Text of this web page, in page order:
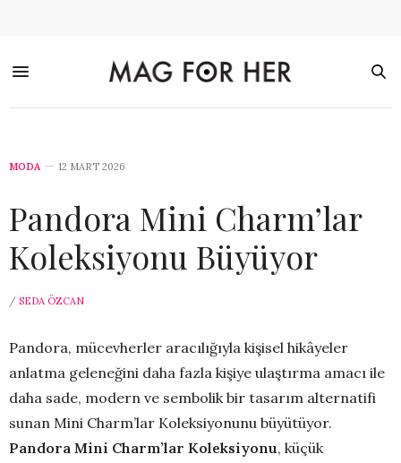
MODA 12 MART 2026
Pandora Mini Charm’lar
Koleksiyonu Büyüyor
/ SEDA ÖZCAN
Pandora, mücevherler aracılığıyla kişisel hikâyeler
anlatma geleneğini daha fazla kişiye ulaştırma amacı ile
daha sade, modern ve sembolik bir tasarım alternatifi
sunan Mini Charm’lar Koleksiyonunu büyütüyor.
Pandora Mini Charm’lar Koleksiyonu, küçük